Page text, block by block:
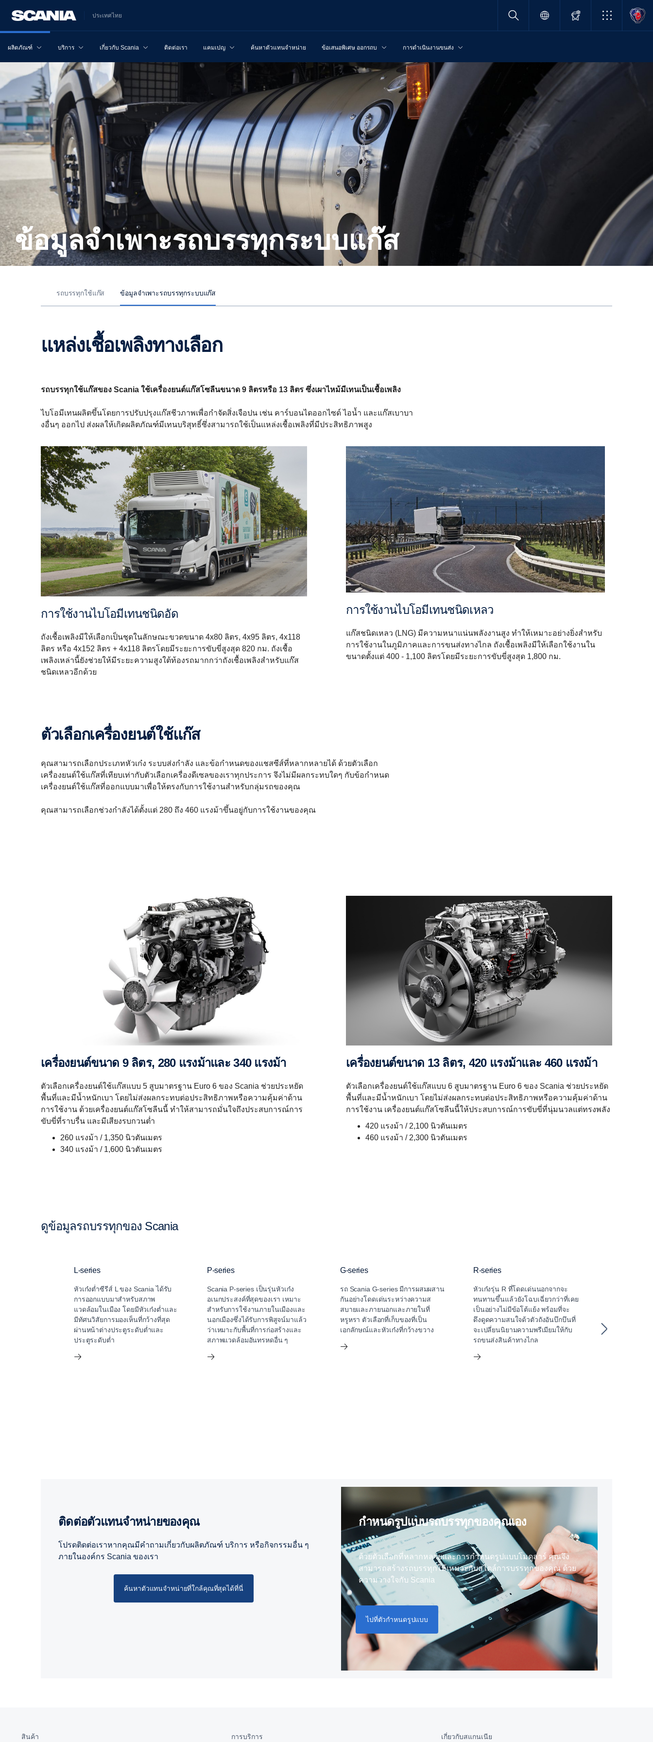
ประเทศไทย
ผลิตภัณฑ์ บริการ เกี่ยวกับ Scania ติดต่อเรา แคมเปญ ค้นหาตัวแทนจำหน่าย ข้อเสนอพิเศษ ออกรถบรรทุกใหม่ การดำเนินงานขนส่ง
ข้อมูลจำเพาะรถบรรทุกระบบแก๊ส
รถบรรทุกใช้แก๊ส ข้อมูลจำเพาะรถบรรทุกระบบแก๊ส
แหล่งเชื้อเพลิงทางเลือก
รถบรรทุกใช้แก๊สของ Scania ใช้เครื่องยนต์แก๊สโซลีนขนาด 9 ลิตรหรือ 13 ลิตร ซึ่งเผาไหม้มีเทนเป็นเชื้อเพลิง
ไบโอมีเทนผลิตขึ้นโดยการปรับปรุงแก๊สชีวภาพเพื่อกำจัดสิ่งเจือปน เช่น คาร์บอนไดออกไซด์ ไอน้ำ และแก๊สเบาบา
งอื่นๆ ออกไป ส่งผลให้เกิดผลิตภัณฑ์มีเทนบริสุทธิ์ซึ่งสามารถใช้เป็นแหล่งเชื้อเพลิงที่มีประสิทธิภาพสูง
การใช้งานไบโอมีเทนชนิดอัด
ถังเชื้อเพลิงมีให้เลือกเป็นชุดในลักษณะขวดขนาด 4x80 ลิตร, 4x95 ลิตร, 4x118
ลิตร หรือ 4x152 ลิตร + 4x118 ลิตรโดยมีระยะการขับขี่สูงสุด 820 กม. ถังเชื้อ
เพลิงเหล่านี้ยังช่วยให้มีระยะความสูงใต้ท้องรถมากกว่าถังเชื้อเพลิงสำหรับแก๊ส
ชนิดเหลวอีกด้วย
การใช้งานไบโอมีเทนชนิดเหลว
แก๊สชนิดเหลว (LNG) มีความหนาแน่นพลังงานสูง ทำให้เหมาะอย่างยิ่งสำหรับ
การใช้งานในภูมิภาคและการขนส่งทางไกล ถังเชื้อเพลิงมีให้เลือกใช้งานใน
ขนาดตั้งแต่ 400 - 1,100 ลิตรโดยมีระยะการขับขี่สูงสุด 1,800 กม.
ตัวเลือกเครื่องยนต์ใช้แก๊ส
คุณสามารถเลือกประเภทหัวเก๋ง ระบบส่งกำลัง และข้อกำหนดของแชสซีส์ที่หลากหลายได้ ด้วยตัวเลือก
เครื่องยนต์ใช้แก๊สที่เทียบเท่ากับตัวเลือกเครื่องดีเซลของเราทุกประการ จึงไม่มีผลกระทบใดๆ กับข้อกำหนด
เครื่องยนต์ใช้แก๊สที่ออกแบบมาเพื่อให้ตรงกับการใช้งานสำหรับกลุ่มรถของคุณ
คุณสามารถเลือกช่วงกำลังได้ตั้งแต่ 280 ถึง 460 แรงม้าขึ้นอยู่กับการใช้งานของคุณ
เครื่องยนต์ขนาด 9 ลิตร, 280 แรงม้าและ 340 แรงม้า
ตัวเลือกเครื่องยนต์ใช้แก๊สแบบ 5 สูบมาตรฐาน Euro 6 ของ Scania ช่วยประหยัด
พื้นที่และมีน้ำหนักเบา โดยไม่ส่งผลกระทบต่อประสิทธิภาพหรือความคุ้มค่าด้าน
การใช้งาน ด้วยเครื่องยนต์แก๊สโซลีนนี้ ทำให้สามารถมั่นใจถึงประสบการณ์การ
ขับขี่ที่ราบรื่น และมีเสียงรบกวนต่ำ
260 แรงม้า / 1,350 นิวตันเมตร
340 แรงม้า / 1,600 นิวตันเมตร
เครื่องยนต์ขนาด 13 ลิตร, 420 แรงม้าและ 460 แรงม้า
ตัวเลือกเครื่องยนต์ใช้แก๊สแบบ 6 สูบมาตรฐาน Euro 6 ของ Scania ช่วยประหยัด
พื้นที่และมีน้ำหนักเบา โดยไม่ส่งผลกระทบต่อประสิทธิภาพหรือความคุ้มค่าด้าน
การใช้งาน เครื่องยนต์แก๊สโซลีนนี้ให้ประสบการณ์การขับขี่ที่นุ่มนวลแต่ทรงพลัง
420 แรงม้า / 2,100 นิวตันเมตร
460 แรงม้า / 2,300 นิวตันเมตร
ดูข้อมูลรถบรรทุกของ Scania
L-series
หัวเก๋งต่ำซีรีส์ L ของ Scania ได้รับ
การออกแบบมาสำหรับสภาพ
แวดล้อมในเมือง โดยมีหัวเก๋งต่ำและ
มีทัศนวิสัยการมองเห็นที่กว้างที่สุด
ผ่านหน้าต่างประตูระดับต่ำและ
ประตูระดับต่ำ
P-series
Scania P-series เป็นรุ่นหัวเก๋ง
อเนกประสงค์ที่สุดของเรา เหมาะ
สำหรับการใช้งานภายในเมืองและ
นอกเมืองซึ่งได้รับการพิสูจน์มาแล้ว
ว่าเหมาะกับพื้นที่การก่อสร้างและ
สภาพแวดล้อมอันทรหดอื่น ๆ
G-series
รถ Scania G-series มีการผสมผสาน
กันอย่างโดดเด่นระหว่างความส
สบายและภายนอกและภายในที่
หรูหรา ตัวเลือกที่เก็บของที่เป็น
เอกลักษณ์และหัวเก๋งที่กว้างขวาง
R-series
หัวเก๋งรุ่น R ที่โดดเด่นนอกจากจะ
ทนทานขึ้นแล้วยังโฉบเฉี่ยวกว่าที่เคย
เป็นอย่างไม่มีข้อโต้แย้ง พร้อมที่จะ
ดึงดูดความสนใจด้วตัวถังอันบึกบึนที่
จะเปลี่ยนนิยามความพรีเมียมให้กับ
รถขนส่งสินค้าทางไกล
ออกแบบมาเพื่อ
ติดต่อตัวแทนจำหน่ายของคุณ
โปรดติดต่อเราหากคุณมีคำถามเกี่ยวกับผลิตภัณฑ์ บริการ หรือกิจกรรมอื่น ๆ
ภายในองค์กร Scania ของเรา
ค้นหาตัวแทนจำหน่ายที่ใกล้คุณที่สุดได้ที่นี่
กำหนดรูปแบบรถบรรทุกของคุณเอง
ด้วยตัวเลือกที่หลากหลายและการกำหนดรูปแบบโมดูลาร์ คุณจึง
สามารถสร้างรถบรรทุกให้เหมาะกับสไตล์การบรรทุกของคุณ ด้วย
ความวางใจกับ Scania
ไปที่ตัวกำหนดรูปแบบ
สินค้า การบริการ เกี่ยวกับสแกนเนีย